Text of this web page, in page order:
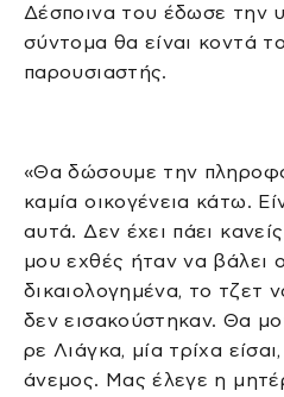
Δέσποινα του έδωσε την
σύντομα θα είναι κοντά
παρουσιαστής.
«Θα δώσουμε την
καμία οικογένεια κάτω.
αυτά. Δεν έχει πάει
μου εχθές ήταν να βάλει
δικαιολογημένα, το τζετ
δεν εισακούστηκαν. Θα
ρε Λιάγκα, μία τρίχα
άνεμος. Μας έλεγε η